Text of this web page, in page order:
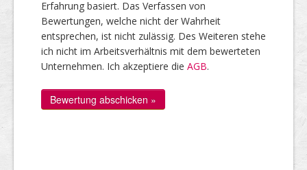
Erfahrung basiert. Das Verfassen von
Bewertungen, welche nicht der Wahrheit
entsprechen, ist nicht zulässig. Des Weiteren stehe
ich nicht im Arbeitsverhältnis mit dem bewerteten
Unternehmen. Ich akzeptiere die AGB.